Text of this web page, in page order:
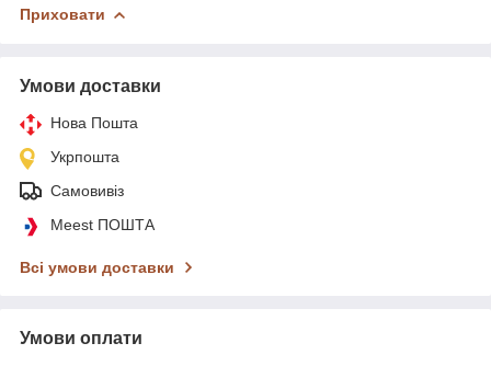
Приховати
Умови доставки
Нова Пошта
Укрпошта
Самовивіз
Meest ПОШТА
Всі умови доставки
Умови оплати